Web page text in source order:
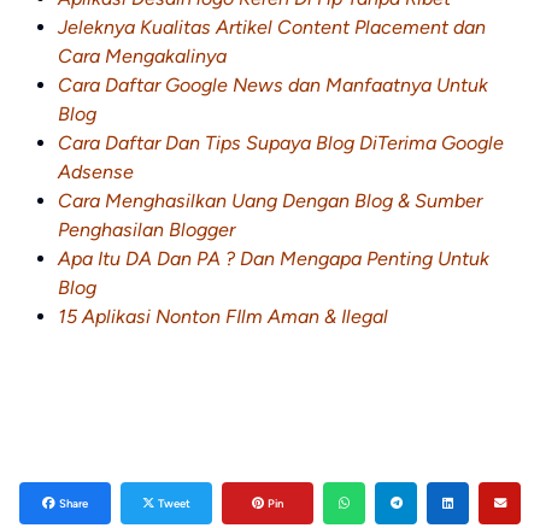
Jeleknya Kualitas Artikel Content Placement dan
Cara Mengakalinya
Cara Daftar Google News dan Manfaatnya Untuk
Blog
Cara Daftar Dan Tips Supaya Blog DiTerima Google
Adsense
Cara Menghasilkan Uang Dengan Blog & Sumber
Penghasilan Blogger
Apa Itu DA Dan PA ? Dan Mengapa Penting Untuk
Blog
15 Aplikasi Nonton FIlm Aman & Ilegal
Share Tweet Pin